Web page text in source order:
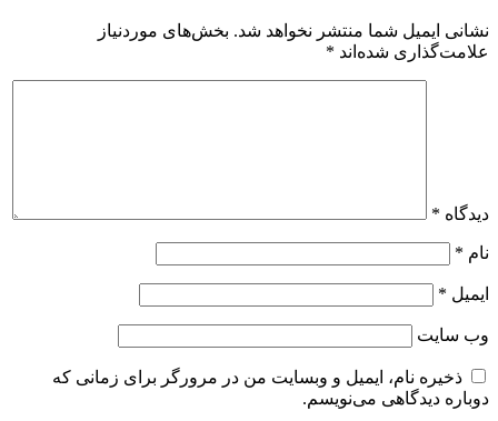
نشانی ایمیل شما منتشر نخواهد شد. بخش‌های موردنیاز
علامت‌گذاری شده‌اند *
دیدگاه *
نام *
ایمیل *
وب‌ سایت
ذخیره نام، ایمیل و وبسایت من در مرورگر برای زمانی که
دوباره دیدگاهی می‌نویسم.